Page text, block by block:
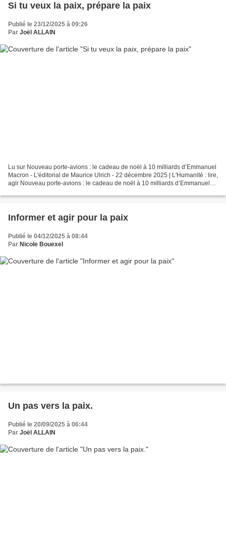
Si tu veux la paix, prépare la paix
Publié le 23/12/2025 à 09:26
Par Joël ALLAIN
Lu sur Nouveau porte-avions : le cadeau de noël à 10 milliards d’Emmanuel
Macron - L'éditorial de Maurice Ulrich - 22 décembre 2025 | L'Humanité : lire,
agir Nouveau porte-avions : le cadeau de noël à 10 milliards d’Emmanuel
Informer et agir pour la paix
Publié le 04/12/2025 à 08:44
Par Nicole Bouexel
Un pas vers la paix.
Publié le 20/09/2025 à 06:44
Par Joël ALLAIN